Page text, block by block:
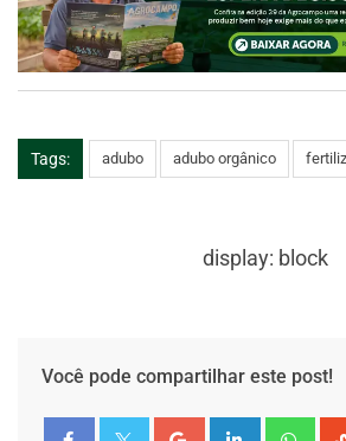
Tags: adubo adubo orgânico
display: block
Você pode compartilhar este post!